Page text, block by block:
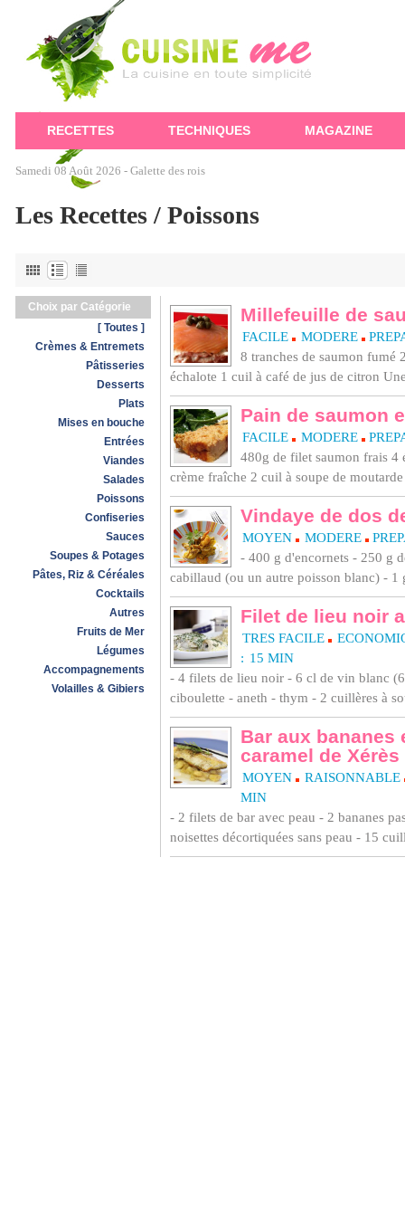
RECETTES TECHNIQUES MAGAZINE
Samedi 08 Août 2026 - Galette des rois
Les Recettes / Poissons
Choix par Catégorie
[ Toutes ]
Crèmes & Entremets
Pâtisseries
Desserts
Plats
Mises en bouche
Entrées
Viandes
Salades
Poissons
Confiseries
Sauces
Soupes & Potages
Pâtes, Riz & Céréales
Cocktails
Autres
Fruits de Mer
Légumes
Accompagnements
Volailles & Gibiers
Millefeuille de
FACILE MODERE
8 tranches de saumon fumé
échalote 1 cuil à café de jus de citron
Pain de saumon
FACILE MODERE
480g de filet saumon frais 4
crème fraîche 2 cuil à soupe de
Vindaye de dos
MOYEN MODERE
- 400 g d'encornets - 250 g
cabillaud (ou un autre poisson blanc) -
Filet de lieu noir
TRES FACILE
: 15 MIN
- 4 filets de lieu noir - 6 cl de vin blanc
ciboulette - aneth - thym - 2 cuillères à
Bar aux bananes
caramel de Xérès
MOYEN
RAISONNABLE
MIN
- 2 filets de bar avec peau - 2 bananes
noisettes décortiquées sans peau - 15